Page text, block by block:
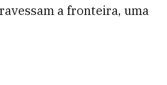
a fronteira, uma